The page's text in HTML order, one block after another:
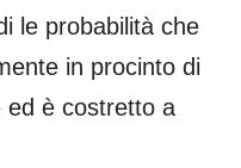
le probabilità che
in procinto di
ed è costretto a